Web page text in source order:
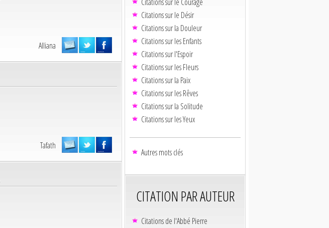
Alliana
Tafath
Citations sur le Désir
Citations sur la Douleur
Citations sur les Enfants
Citations sur l'Espoir
Citations sur les Fleurs
Citations sur la Paix
Citations sur les Rêves
Citations sur la Solitude
Citations sur les Yeux
Autres mots clés
CITATION PAR AUTEUR
Citations de l'Abbé Pierre